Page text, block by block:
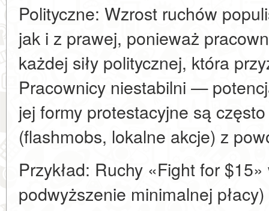
Polityczne: Wzrost ruchów
jak i z prawej, ponieważ
każdej siły politycznej, która
Pracownicy niestabilni —
jej formy protestacyjne są
(flashmobs, lokalne akcje) z
Przykład: Ruchy «Fight for
podwyższenie minimalnej